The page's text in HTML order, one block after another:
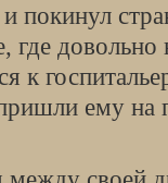
покинул
довольно
к
ему